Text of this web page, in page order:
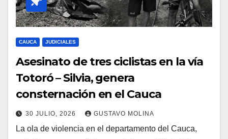
CAUCA JUDICIALES
Asesinato de tres ciclistas en la vía
Totoró – Silvia, genera
consternación en el Cauca
30 JULIO, 2026 GUSTAVO MOLINA
La ola de violencia en el departamento del Cauca,